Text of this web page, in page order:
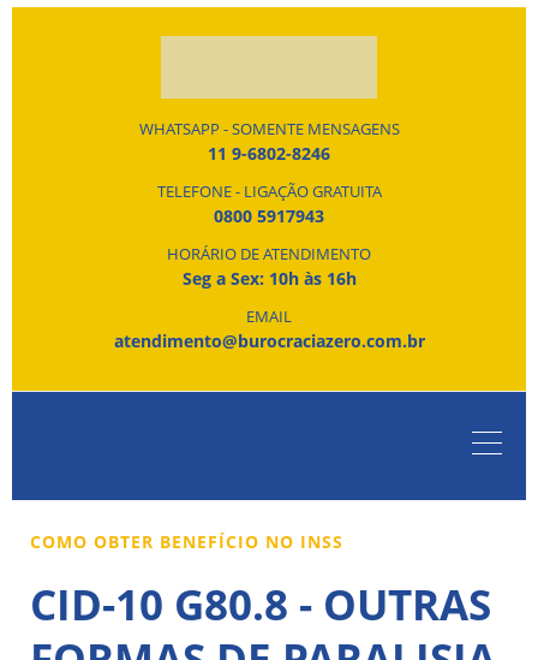
WHATSAPP - SOMENTE MENSAGENS
11 9-6802-8246
TELEFONE - LIGAÇÃO GRATUITA
0800 5917943
HORÁRIO DE ATENDIMENTO
Seg a Sex: 10h às 16h
EMAIL
atendimento@burocraciazero.com.br
COMO OBTER BENEFÍCIO NO INSS
CID-10 G80.8 - OUTRAS